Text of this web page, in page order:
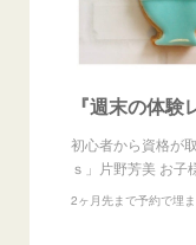
『週末の体験
初心者から資格
ｓ」片野芳美 お子